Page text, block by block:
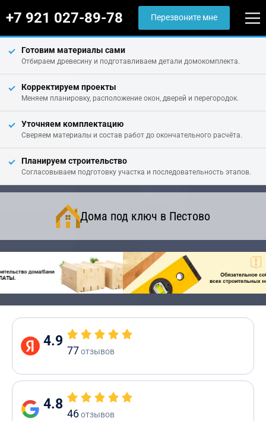
+7 921 027-89-78 Перезвоните мне
Готовим материалы сами
Отбираем древесину и подготавливаем детали домокомплекта.
Корректируем проекты
Меняем планировку, расположение окон, дверей и перегородок.
Уточняем комплектацию
Сверяем материалы и состав работ до окончательного расчёта.
Планируем строительство
Согласовываем подготовку участка и последовательность этапов.
Дома под ключ в Пестово
4.9
77отзывов
4.8
46отзывов